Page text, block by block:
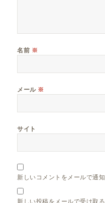
名前 ※
メール ※
サイト
新しいコメントをメールで通知
新しい投稿をメールで受け取る